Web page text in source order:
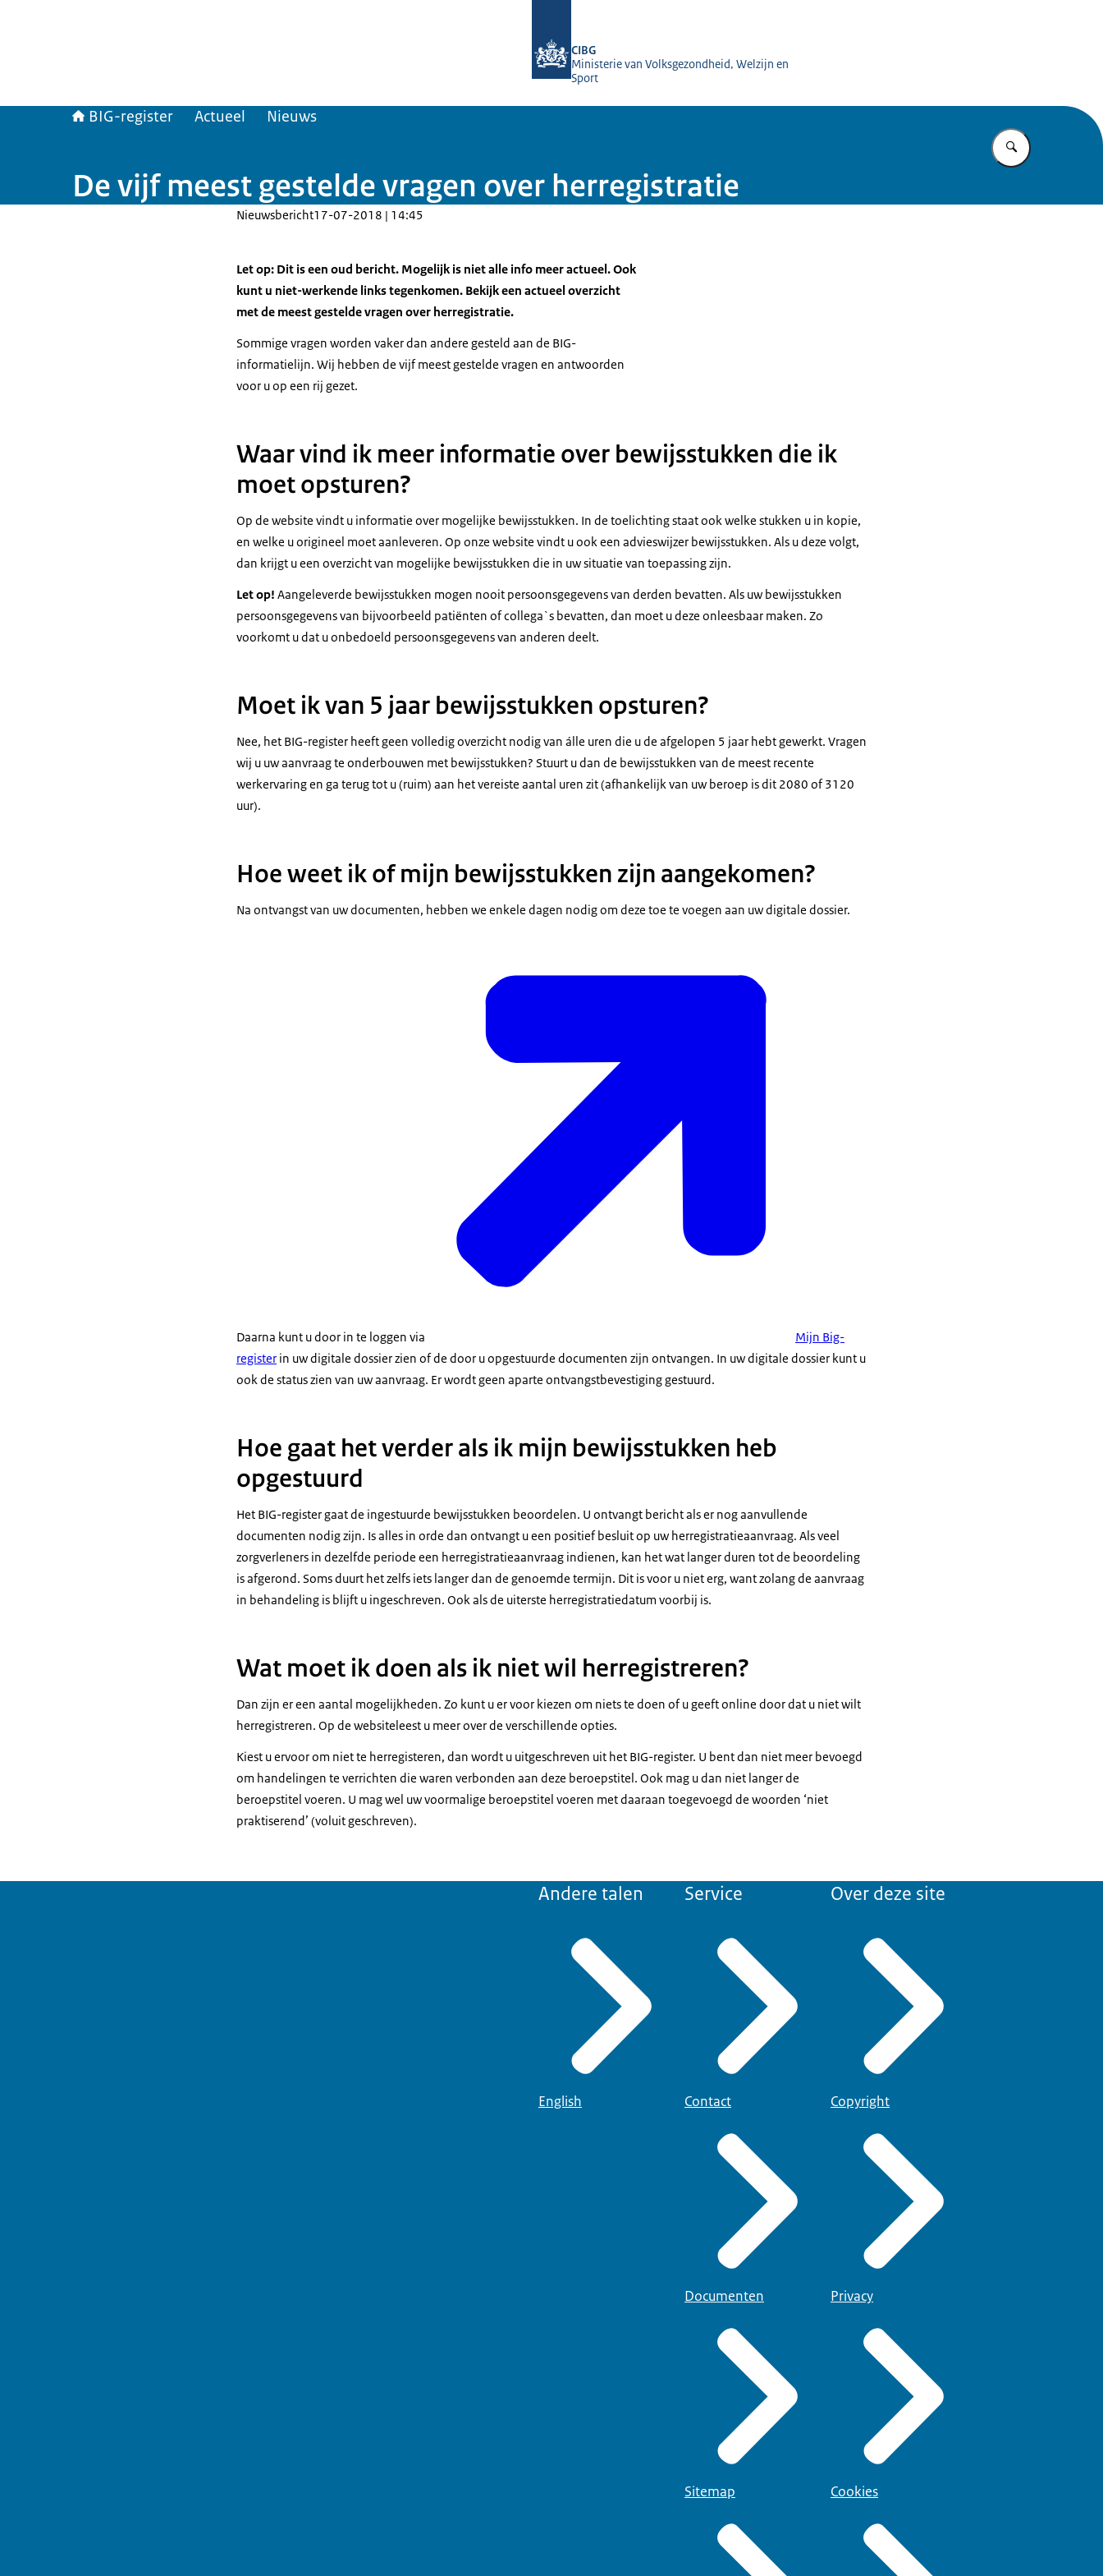
CIBG
Ministerie van Volksgezondheid, Welzijn en
Sport
BIG-register Actueel Nieuws
Vul in wat u
De vijf meest gestelde vragen over herregistratie
Nieuwsbericht17-07-2018 | 14:45
Let op: Dit is een oud bericht. Mogelijk is niet alle info meer actueel. Ook
kunt u niet-werkende links tegenkomen. Bekijk een actueel overzicht
met de meest gestelde vragen over herregistratie.
Sommige vragen worden vaker dan andere gesteld aan de BIG-
informatielijn. Wij hebben de vijf meest gestelde vragen en antwoorden
voor u op een rij gezet.
Waar vind ik meer informatie over bewijsstukken die ik
moet opsturen?
Op de website vindt u informatie over mogelijke bewijsstukken. In de toelichting staat ook welke stukken u in kopie,
en welke u origineel moet aanleveren. Op onze website vindt u ook een advieswijzer bewijsstukken. Als u deze volgt,
dan krijgt u een overzicht van mogelijke bewijsstukken die in uw situatie van toepassing zijn.
Let op! Aangeleverde bewijsstukken mogen nooit persoonsgegevens van derden bevatten. Als uw bewijsstukken
persoonsgegevens van bijvoorbeeld patiënten of collega`s bevatten, dan moet u deze onleesbaar maken. Zo
voorkomt u dat u onbedoeld persoonsgegevens van anderen deelt.
Moet ik van 5 jaar bewijsstukken opsturen?
Nee, het BIG-register heeft geen volledig overzicht nodig van álle uren die u de afgelopen 5 jaar hebt gewerkt. Vragen
wij u uw aanvraag te onderbouwen met bewijsstukken? Stuurt u dan de bewijsstukken van de meest recente
werkervaring en ga terug tot u (ruim) aan het vereiste aantal uren zit (afhankelijk van uw beroep is dit 2080 of 3120
uur).
Hoe weet ik of mijn bewijsstukken zijn aangekomen?
Na ontvangst van uw documenten, hebben we enkele dagen nodig om deze toe te voegen aan uw digitale dossier.
Daarna kunt u door in te loggen via
Mijn Big-
register in uw digitale dossier zien of de door u opgestuurde documenten zijn ontvangen. In uw digitale dossier kunt u
ook de status zien van uw aanvraag. Er wordt geen aparte ontvangstbevestiging gestuurd.
Hoe gaat het verder als ik mijn bewijsstukken heb
opgestuurd
Het BIG-register gaat de ingestuurde bewijsstukken beoordelen. U ontvangt bericht als er nog aanvullende
documenten nodig zijn. Is alles in orde dan ontvangt u een positief besluit op uw herregistratieaanvraag. Als veel
zorgverleners in dezelfde periode een herregistratieaanvraag indienen, kan het wat langer duren tot de beoordeling
is afgerond. Soms duurt het zelfs iets langer dan de genoemde termijn. Dit is voor u niet erg, want zolang de aanvraag
in behandeling is blijft u ingeschreven. Ook als de uiterste herregistratiedatum voorbij is.
Wat moet ik doen als ik niet wil herregistreren?
Dan zijn er een aantal mogelijkheden. Zo kunt u er voor kiezen om niets te doen of u geeft online door dat u niet wilt
herregistreren. Op de websiteleest u meer over de verschillende opties.
Kiest u ervoor om niet te herregisteren, dan wordt u uitgeschreven uit het BIG-register. U bent dan niet meer bevoegd
om handelingen te verrichten die waren verbonden aan deze beroepstitel. Ook mag u dan niet langer de
beroepstitel voeren. U mag wel uw voormalige beroepstitel voeren met daaraan toegevoegd de woorden ‘niet
praktiserend’ (voluit geschreven).
Andere talen
English
Service
Contact
Documenten
Sitemap
Over deze site
Copyright
Privacy
Cookies